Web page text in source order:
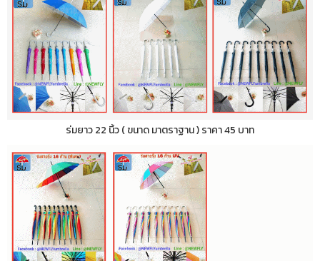
ร่มยาว 22 นิ้ว ( ขนาด มาตราฐาน ) ราคา 45 บาท